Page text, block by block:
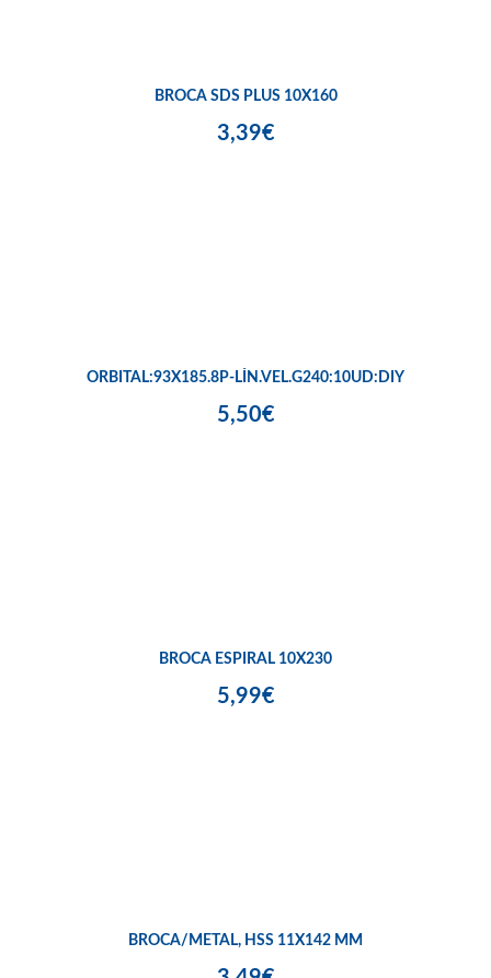
BROCA SDS PLUS 10X160
3,39€
ORBITAL:93X185.8P-LÍN.VEL.G240:10UD:DIY
5,50€
BROCA ESPIRAL 10X230
5,99€
BROCA/METAL, HSS 11X142 MM